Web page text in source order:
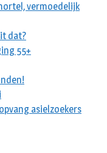
vermoedelijk
dat?
55+
asielzoekers